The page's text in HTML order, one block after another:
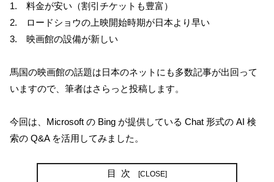
1. 料金が安い（割引チケットも豊富）
2. ロードショウの上映開始時期が日本より早い
3. 映画館の設備が新しい
馬国の映画館の話題は日本のネットにも多数記事が出回って
いますので、筆者はさらっと投稿します。
今回は、Microsoft の Bing が提供している Chat 形式の AI 検
索の Q&A を活用してみました。
目次